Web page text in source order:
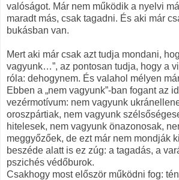
valóságot. Már nem működik a nyelvi
maradt más, csak tagadni. És aki már
bukásban van.
Mert aki már csak azt tudja mondani,
vagyunk…”, az pontosan tudja, hogy a
róla: dehogynem. És valahol mélyen
Ebben a „nem vagyunk”-ban fogant az
vezérmotívum: nem vagyunk
oroszpártiak, nem vagyunk
hitelesek, nem vagyunk önazonosak,
meggyőzőek, de ezt már nem mondják
beszéde alatt is ez zúg: a tagadás, a
pszichés védőburok.
Csakhogy most először működni fog: